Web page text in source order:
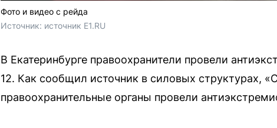
Фото и видео с рейда
Источник: источник E1.RU
В Екатеринбурге правоохранители провели
12. Как сообщил источник в силовых структурах,
правоохранительные органы провели